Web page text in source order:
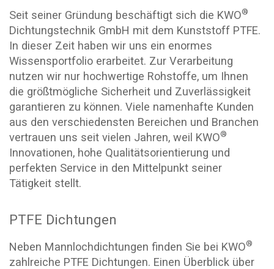
Seit seiner Gründung beschäftigt sich die KWO®
Dichtungstechnik GmbH mit dem Kunststoff PTFE.
In dieser Zeit haben wir uns ein enormes
Wissensportfolio erarbeitet. Zur Verarbeitung
nutzen wir nur hochwertige Rohstoffe, um Ihnen
die größtmögliche Sicherheit und Zuverlässigkeit
garantieren zu können. Viele namenhafte Kunden
aus den verschiedensten Bereichen und Branchen
vertrauen uns seit vielen Jahren, weil KWO®
Innovationen, hohe Qualitätsorientierung und
perfekten Service in den Mittelpunkt seiner
Tätigkeit stellt.
PTFE Dichtungen
Neben Mannlochdichtungen finden Sie bei KWO®
zahlreiche PTFE Dichtungen. Einen Überblick über